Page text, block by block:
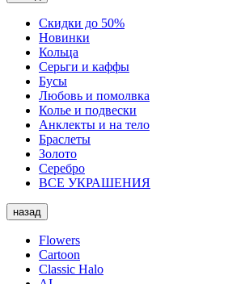
Скидки до 50%
Новинки
Кольца
Серьги и каффы
Бусы
Любовь и помолвка
Колье и подвески
Анклекты и на тело
Браслеты
Золото
Серебро
ВСЕ УКРАШЕНИЯ
назад
Flowers
Cartoon
Classic Halo